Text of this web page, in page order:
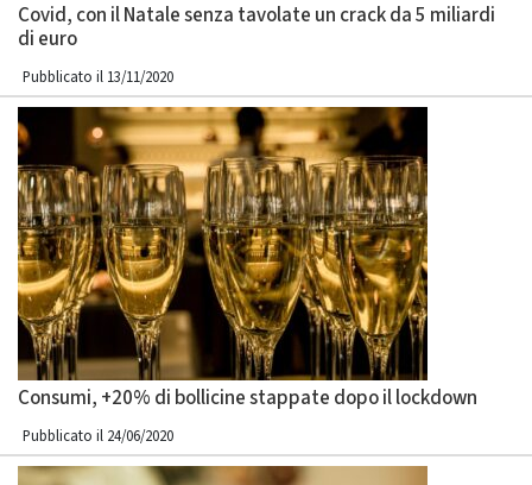
Covid, con il Natale senza tavolate un crack da 5 miliardi
di euro
Pubblicato il 13/11/2020
Consumi, +20% di bollicine stappate dopo il lockdown
Pubblicato il 24/06/2020